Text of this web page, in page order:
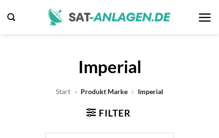
Inhalt
Imperial
Start » Produkt Marke » Imperial
FILTER